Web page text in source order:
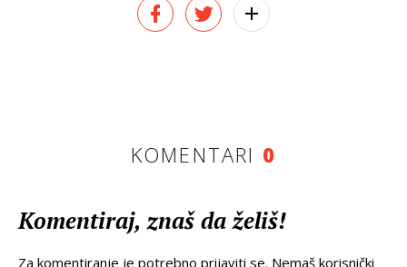
KOMENTARI 0
Komentiraj, znaš da želiš!
Za komentiranje je potrebno prijaviti se. Nemaš korisnički